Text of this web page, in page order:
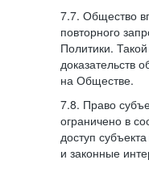
7.7. Общество
повторного
Политики.
доказательств
на Обществе.
7.8. Право
ограничено в
доступ
и законные